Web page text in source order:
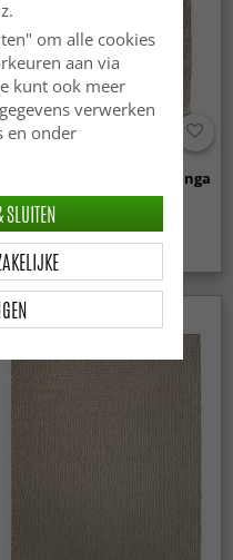
Hoogpolig vloerkleed - Aranga
Soft Fur (bruin)
€
om alle cookies
aan via
kunt ook meer
verwerken
en onder
SLUITEN